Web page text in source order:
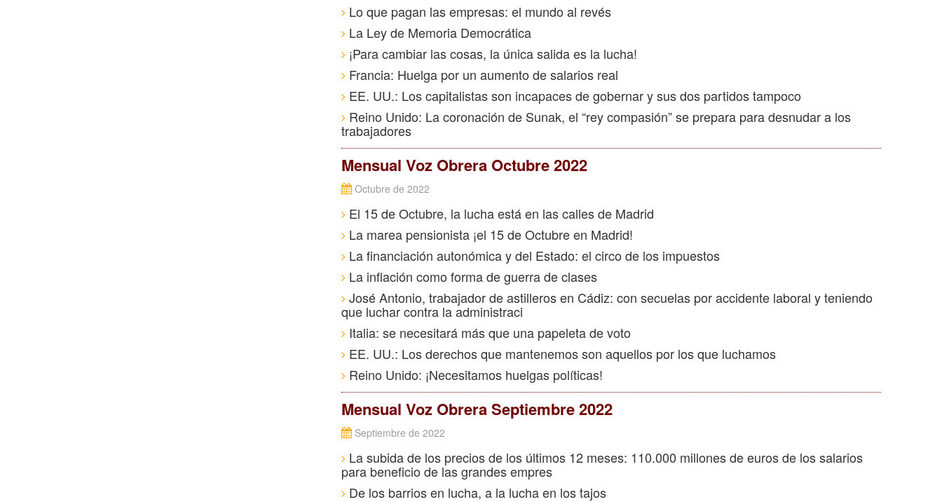
Lo que pagan las empresas: el mundo al revés
La Ley de Memoria Democrática
¡Para cambiar las cosas, la única salida es la lucha!
Francia: Huelga por un aumento de salarios real
EE. UU.: Los capitalistas son incapaces de gobernar y sus dos partidos tampoco
Reino Unido: La coronación de Sunak, el “rey compasión” se prepara para desnudar a los
trabajadores
Mensual Voz Obrera Octubre 2022
Octubre de 2022
El 15 de Octubre, la lucha está en las calles de Madrid
La marea pensionista ¡el 15 de Octubre en Madrid!
La financiación autonómica y del Estado: el circo de los impuestos
La inflación como forma de guerra de clases
José Antonio, trabajador de astilleros en Cádiz: con secuelas por accidente laboral y teniendo
que luchar contra la administraci
Italia: se necesitará más que una papeleta de voto
EE. UU.: Los derechos que mantenemos son aquellos por los que luchamos
Reino Unido: ¡Necesitamos huelgas políticas!
Mensual Voz Obrera Septiembre 2022
Septiembre de 2022
La subida de los precios de los últimos 12 meses: 110.000 millones de euros de los salarios
para beneficio de las grandes empres
De los barrios en lucha, a la lucha en los tajos